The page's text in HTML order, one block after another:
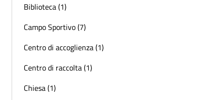
Biblioteca (1)
Campo Sportivo (7)
Centro di accoglienza (1)
Centro di raccolta (1)
Chiesa (1)